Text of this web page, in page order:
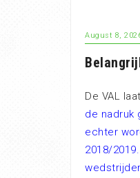
August 8,
De VAL
de nadruk
echter
2018/